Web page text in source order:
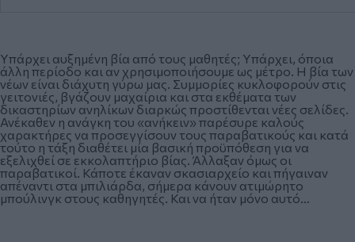
Υπάρχει αυξημένη βία από τους μαθητές; Υπάρχει, όποια
άλλη περίοδο και αν χρησιμοποιήσουμε ως μέτρο. Η βία των
νέων είναι διάχυτη γύρω μας. Συμμορίες κυκλοφορούν στις
γειτονιές, βγάζουν μαχαίρια και στα εκθέματα των
δικαστηρίων ανηλίκων διαρκώς προστίθενται νέες σελίδες.
Ανέκαθεν η ανάγκη του «ανήκειν» παρέσυρε καλούς
χαρακτήρες να προσεγγίσουν τους παραβατικούς και κατά
τούτο η τάξη διαθέτει μία βασική προϋπόθεση για να
εξελιχθεί σε εκκολαπτήριο βίας. Άλλαξαν όμως οι
παραβατικοί. Κάποτε έκαναν σκασιαρχείο και πήγαιναν
απέναντι στα μπιλιάρδα, σήμερα κάνουν ατιμώρητο
μπούλινγκ στους καθηγητές. Και να ήταν μόνο αυτό…